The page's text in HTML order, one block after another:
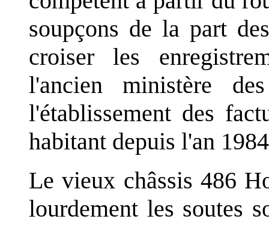
soupçons de la part
croiser les
l'ancien ministère
l'établissement des
habitant depuis l'an
Le vieux châssis 486
lourdement les soutes